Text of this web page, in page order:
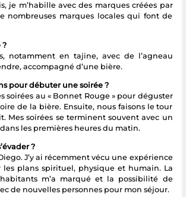
je m’habille avec des marques créées par
nombreuses marques locales qui font de
?
notamment en tajine, avec de l’agneau
accompagné d’une bière.
pour débuter une soirée ?
soirées au « Bonnet Rouge » pour déguster
de la bière. Ensuite, nous faisons le tour
Mes soirées se terminent souvent avec un
les premières heures du matin.
?
J’y ai récemment vécu une expérience
les plans spirituel, physique et humain. La
m’a marqué et la possibilité de
de nouvelles personnes pour mon séjour.